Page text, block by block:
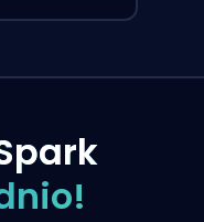
więc czas